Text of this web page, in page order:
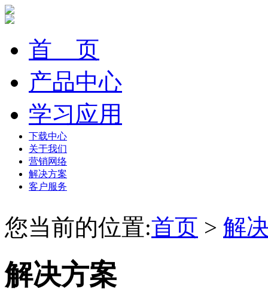
首 页
产品中心
学习应用
下载中心
关于我们
营销网络
解决方案
客户服务
您当前的位置:首页 > 解
解决方案